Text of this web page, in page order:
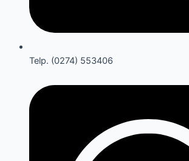
Telp. (0274) 553406